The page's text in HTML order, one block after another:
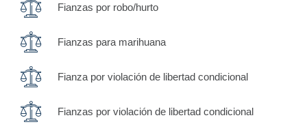
Fianzas por robo/hurto
Fianzas para marihuana
Fianza por violación de libertad condicional
Fianzas por violación de libertad condicional